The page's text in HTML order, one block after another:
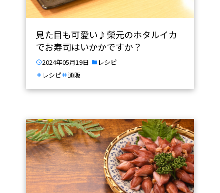
見た目も可愛い♪榮元のホタルイカ
でお寿司はいかかですか？
2024年05月19日
レシピ
レシピ
通販